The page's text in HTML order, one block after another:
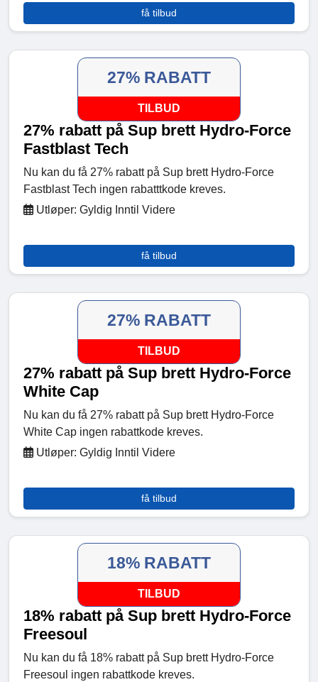
få tilbud
27% RABATT
TILBUD
27% rabatt på Sup brett Hydro-Force
Fastblast Tech
Nu kan du få 27% rabatt på Sup brett Hydro-Force
Fastblast Tech ingen rabatttkode kreves.
Utløper: Gyldig Inntil Videre
få tilbud
27% RABATT
TILBUD
27% rabatt på Sup brett Hydro-Force
White Cap
Nu kan du få 27% rabatt på Sup brett Hydro-Force
White Cap ingen rabattkode kreves.
Utløper: Gyldig Inntil Videre
få tilbud
18% RABATT
TILBUD
18% rabatt på Sup brett Hydro-Force
Freesoul
Nu kan du få 18% rabatt på Sup brett Hydro-Force
Freesoul ingen rabattkode kreves.